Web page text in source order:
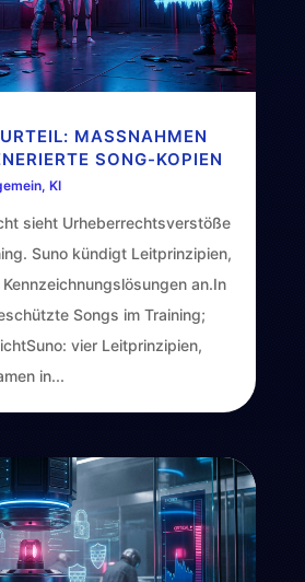
MASSNAHMEN G
SONG-KOPIEN
, KI
sieht Urheberrechtsverstöße
Suno kündigt Leitprinzipien,
an.In
Songs im Training;
vier Leitprinzipien,
in...